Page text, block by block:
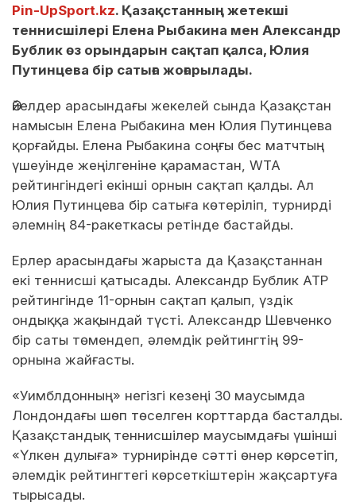
Pin-UpSport.kz. Қазақстанның жетекші
теннисшілері Елена Рыбакина мен Александр
Бублик өз орындарын сақтап қалса, Юлия
Путинцева бір сатыға жоғарылады.
Әйелдер арасындағы жекелей сында Қазақстан
намысын Елена Рыбакина мен Юлия Путинцева
қорғайды. Елена Рыбакина соңғы бес матчтың
үшеуінде жеңілгеніне қарамастан, WTA
рейтингіндегі екінші орнын сақтап қалды. Ал
Юлия Путинцева бір сатыға көтеріліп, турнирді
әлемнің 84-ракеткасы ретінде бастайды.
Ерлер арасындағы жарыста да Қазақстаннан
екі теннисші қатысады. Александр Бублик ATP
рейтингінде 11-орнын сақтап қалып, үздік
ондыққа жақындай түсті. Александр Шевченко
бір саты төмендеп, әлемдік рейтингтің 99-
орнына жайғасты.
«Уимблдонның» негізгі кезеңі 30 маусымда
Лондондағы шөп төселген корттарда басталды.
Қазақстандық теннисшілер маусымдағы үшінші
«Үлкен дулыға» турнирінде сәтті өнер көрсетіп,
әлемдік рейтингтегі көрсеткіштерін жақсартуға
тырысады.